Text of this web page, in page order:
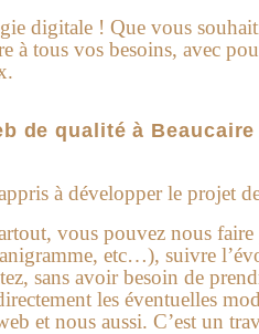
digitale ! Que vous
à tous vos besoins, avec
de qualité à
à développer le projet
vous pouvez nous faire
etc…), suivre
sans avoir besoin de
les éventuelles
et nous aussi. C’est un